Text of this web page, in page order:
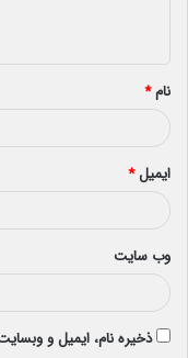
*
نام*
ایمیل*
وب‌ سایت
ذخیره نام، ایمیل و